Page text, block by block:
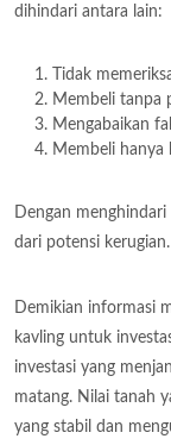
dihindari antara lain:
Tidak
Membeli tanpa
Mengabaikan
Membeli hanya
Dengan
dari potensi kerugian.
Demikian informasi
kavling untuk
investasi yang
matang. Nilai tanah
yang stabil dan